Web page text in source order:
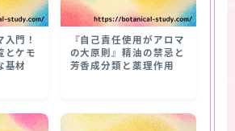
入門！
とケモ
基材
『自己責任使用がアロマ
の大原則』精油の禁忌と
芳香成分類と薬理作用